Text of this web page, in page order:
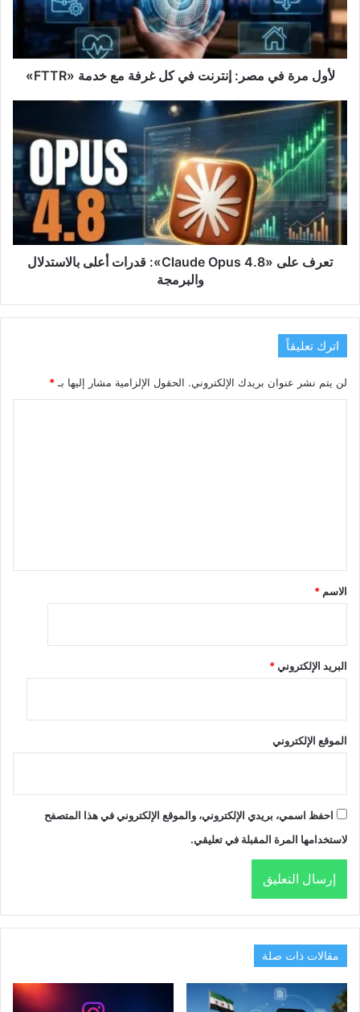
في
كل
غرفة
مع
خدمة
لأول مرة في مصر: إنترنت في كل غرفة مع خدمة «FTTR»
تعرف
على
‏«Claude
Opus
4.8»‏:
قدرات
أعلى
بالاستدلال
والبرمجة
تعرف على ‏«Claude Opus 4.8»‏: قدرات أعلى بالاستدلال
والبرمجة
اترك تعليقاً
لن يتم نشر عنوان بريدك الإلكتروني. الحقول الإلزامية مشار إليها بـ *
الاسم *
البريد الإلكتروني*
الموقع الإلكتروني
احفظ اسمي، بريدي الإلكتروني، والموقع الإلكتروني في هذا المتصفح
لاستخدامها المرة المقبلة في تعليقي.
مقالات ذات صلة